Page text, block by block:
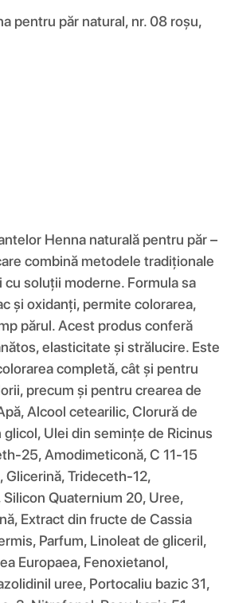
Henna naturală pentru păr –
combină metodele tradiționale
cu soluții moderne. Formula sa
și oxidanți, permite colorarea,
părul. Acest produs conferă
elasticitate și strălucire. Este
completă, cât și pentru
precum și pentru crearea de
Alcool cetearilic, Clorură de
Ulei din semințe de Ricinus
25, Amodimeticonă, C 11-15
Glicerină, Trideceth-12,
Quaternium 20, Uree,
Extract din fructe de Cassia
Parfum, Linoleat de gliceril,
Europaea, Fenoxietanol,
uree, Portocaliu bazic 31,